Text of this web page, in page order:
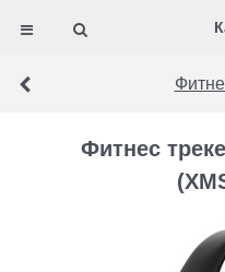
Фитнес